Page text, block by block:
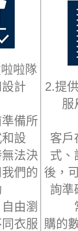
啦啦隊
計
備所
設
法決
們的
由瀏
衣服
2.提
服
客戶
式、
後，
詢準
購的